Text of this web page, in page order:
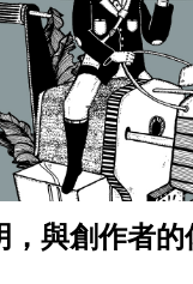
，與創作者的